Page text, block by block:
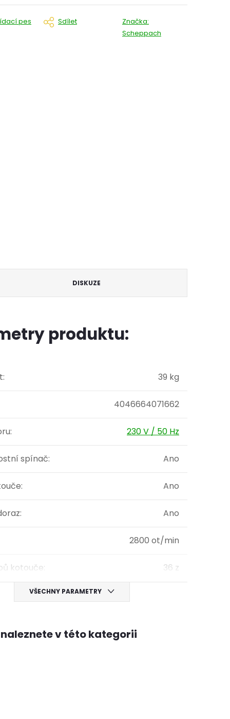
pes Sdílet
Značka:
Scheppach
DISKUZE
produktu:
: 39 kg
4046664071662
: 230 V / 50 Hz
spínač: Ano
: Ano
: Ano
2800 ot/min
kotouče: 36 z
VŠECHNY PARAMETRY
v této kategorii